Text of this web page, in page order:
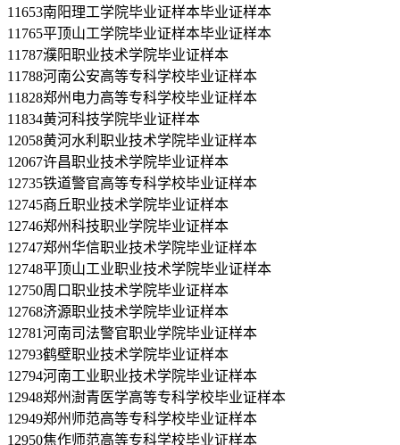
11653南阳理工学院毕业证样本毕业证样本
11765平顶山工学院毕业证样本毕业证样本
11787濮阳职业技术学院毕业证样本
11788河南公安高等专科学校毕业证样本
11828郑州电力高等专科学校毕业证样本
11834黄河科技学院毕业证样本
12058黄河水利职业技术学院毕业证样本
12067许昌职业技术学院毕业证样本
12735铁道警官高等专科学校毕业证样本
12745商丘职业技术学院毕业证样本
12746郑州科技职业学院毕业证样本
12747郑州华信职业技术学院毕业证样本
12748平顶山工业职业技术学院毕业证样本
12750周口职业技术学院毕业证样本
12768济源职业技术学院毕业证样本
12781河南司法警官职业学院毕业证样本
12793鹤壁职业技术学院毕业证样本
12794河南工业职业技术学院毕业证样本
12948郑州澍青医学高等专科学校毕业证样本
12949郑州师范高等专科学校毕业证样本
12950焦作师范高等专科学校毕业证样本